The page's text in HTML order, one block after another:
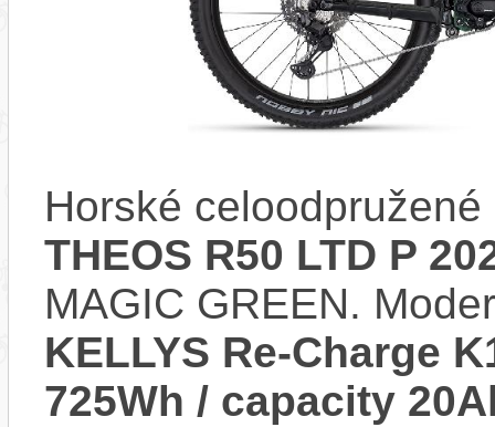
Horské
THEOS R50 LTD P
MAGIC GREEN.
KELLYS Re-Charge
725Wh / capacity